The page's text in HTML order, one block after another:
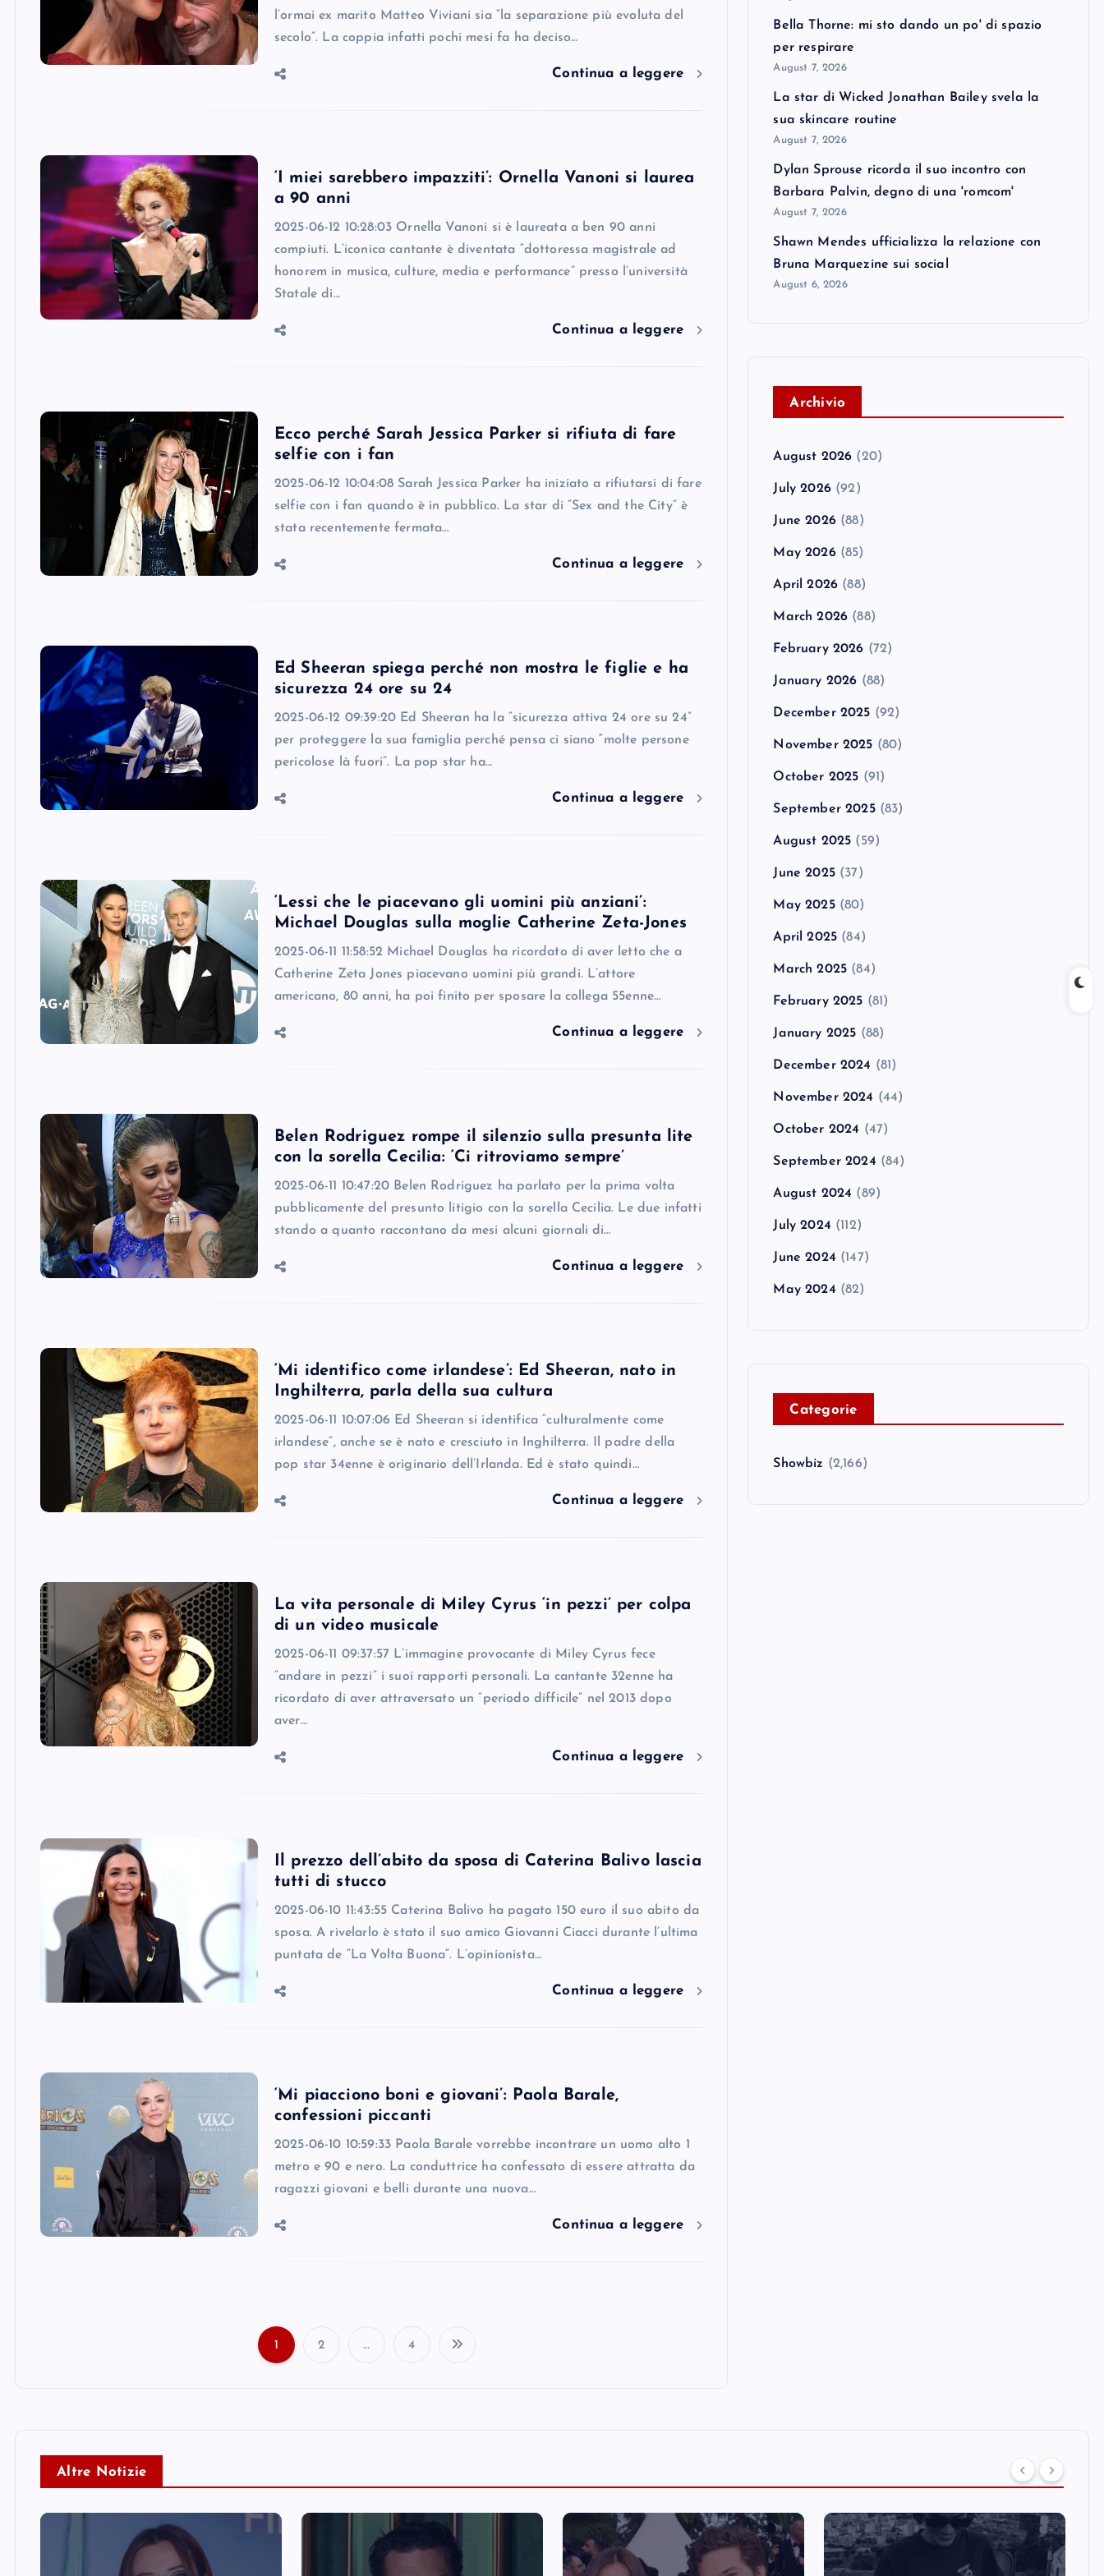
l’ormai ex marito Matteo Viviani sia “la separazione più evoluta del
secolo”. La coppia infatti pochi mesi fa ha deciso…
Continua a leggere
‘I miei sarebbero impazziti’: Ornella Vanoni si laurea
a 90 anni
2025-06-12 10:28:03 Ornella Vanoni si è laureata a ben 90 anni
compiuti. L’iconica cantante è diventata “dottoressa magistrale ad
honorem in musica, culture, media e performance” presso l’università
Statale di…
Continua a leggere
Ecco perché Sarah Jessica Parker si rifiuta di fare
selfie con i fan
2025-06-12 10:04:08 Sarah Jessica Parker ha iniziato a rifiutarsi di fare
selfie con i fan quando è in pubblico. La star di “Sex and the City” è
stata recentemente fermata…
Continua a leggere
Ed Sheeran spiega perché non mostra le figlie e ha
sicurezza 24 ore su 24
2025-06-12 09:39:20 Ed Sheeran ha la “sicurezza attiva 24 ore su 24”
per proteggere la sua famiglia perché pensa ci siano “molte persone
pericolose là fuori”. La pop star ha…
Continua a leggere
‘Lessi che le piacevano gli uomini più anziani’:
Michael Douglas sulla moglie Catherine Zeta-Jones
2025-06-11 11:58:52 Michael Douglas ha ricordato di aver letto che a
Catherine Zeta Jones piacevano uomini più grandi. L’attore
americano, 80 anni, ha poi finito per sposare la collega 55enne…
Continua a leggere
Belen Rodriguez rompe il silenzio sulla presunta lite
con la sorella Cecilia: ‘Ci ritroviamo sempre’
2025-06-11 10:47:20 Belen Rodriguez ha parlato per la prima volta
pubblicamente del presunto litigio con la sorella Cecilia. Le due infatti
stando a quanto raccontano da mesi alcuni giornali di…
Continua a leggere
‘Mi identifico come irlandese’: Ed Sheeran, nato in
Inghilterra, parla della sua cultura
2025-06-11 10:07:06 Ed Sheeran si identifica “culturalmente come
irlandese”, anche se è nato e cresciuto in Inghilterra. Il padre della
pop star 34enne è originario dell’Irlanda. Ed è stato quindi…
Continua a leggere
La vita personale di Miley Cyrus ‘in pezzi’ per colpa
di un video musicale
2025-06-11 09:37:57 L’immagine provocante di Miley Cyrus fece
“andare in pezzi” i suoi rapporti personali. La cantante 32enne ha
ricordato di aver attraversato un “periodo difficile” nel 2013 dopo
aver…
Continua a leggere
Il prezzo dell’abito da sposa di Caterina Balivo lascia
tutti di stucco
2025-06-10 11:43:55 Caterina Balivo ha pagato 150 euro il suo abito da
sposa. A rivelarlo è stato il suo amico Giovanni Ciacci durante l’ultima
puntata de “La Volta Buona”. L’opinionista…
Continua a leggere
‘Mi piacciono boni e giovani’: Paola Barale,
confessioni piccanti
2025-06-10 10:59:33 Paola Barale vorrebbe incontrare un uomo alto 1
metro e 90 e nero. La conduttrice ha confessato di essere attratta da
ragazzi giovani e belli durante una nuova…
Continua a leggere
t
s
1 2 … 4
Bella Thorne: mi sto dando un po' di spazio
per respirare
August 7, 2026
La star di Wicked Jonathan Bailey svela la
sua skincare routine
August 7, 2026
Dylan Sprouse ricorda il suo incontro con
Barbara Palvin, degno di una 'romcom'
August 7, 2026
Shawn Mendes ufficializza la relazione con
Bruna Marquezine sui social
August 6, 2026
Archivio
August 2026 (20)
July 2026(92)
June 2026(88)
May 2026(85)
April 2026 (88)
March 2026 (88)
February 2026 (72)
January 2026 (88)
December 2025 (92)
November 2025 (80)
October 2025 (91)
September 2025(83)
August 2025 (59)
June 2025(37)
May 2025(80)
April 2025 (84)
March 2025 (84)
February 2025 (81)
January 2025 (88)
December 2024 (81)
November 2024 (44)
October 2024 (47)
September 2024 (84)
August 2024 (89)
July 2024 (112)
June 2024 (147)
May 2024 (82)
Categorie
Showbiz (2,166)
Altre Notizie